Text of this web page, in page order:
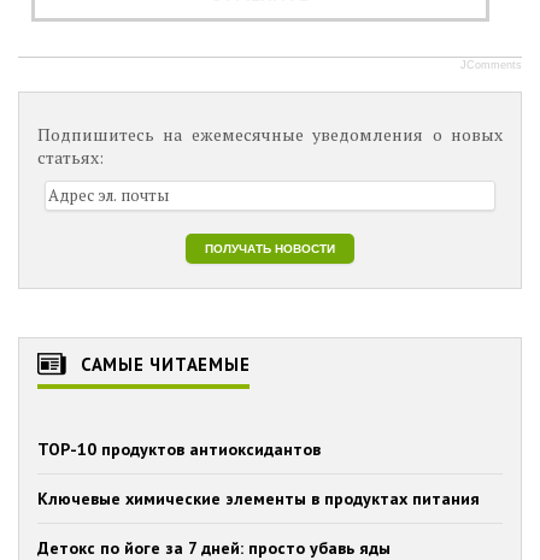
JComments
Подпишитесь на ежемесячные уведомления о новых
статьях:
САМЫЕ ЧИТАЕМЫЕ
TOP-10 продуктов антиоксидантов
Ключевые химические элементы в продуктах питания
Детокс по йоге за 7 дней: просто убавь яды